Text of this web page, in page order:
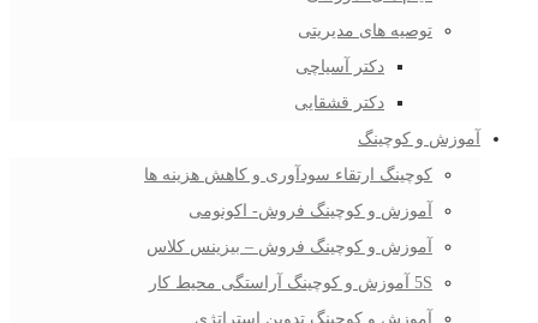
توصیه های مدیریتی
دکتر آسیاچی
دکتر قشقایی
آموزش و کوچینگ
کوچینگ ارتقاء سودآوری و کاهش هزینه ها
آموزش و کوچینگ فروش- اکونومی
آموزش و کوچینگ فروش – بیزینس کلاس
5S آموزش و کوچینگ آراستگی محیط کار
آموزش و کوچینگ تدوین استراتژی